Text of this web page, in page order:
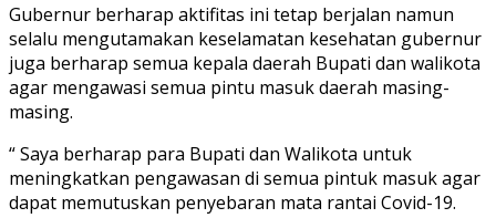
Gubernur berharap aktifitas ini tetap berjalan namun
selalu mengutamakan keselamatan kesehatan gubernur
juga berharap semua kepala daerah Bupati dan walikota
agar mengawasi semua pintu masuk daerah masing-
masing.
“ Saya berharap para Bupati dan Walikota untuk
meningkatkan pengawasan di semua pintuk masuk agar
dapat memutuskan penyebaran mata rantai Covid-19.